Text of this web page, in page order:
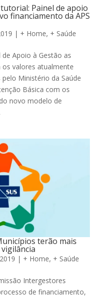
Painel de apoio
financiamento da APS
| + Home, + Saúde
de Apoio à Gestão as
valores atualmente
Ministério da Saúde
Básica com os
novo modelo de
terão mais
| + Home, + Saúde
Intergestores
de financiamento,